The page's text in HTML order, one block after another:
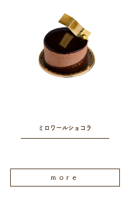
ミロワールショコラ
more